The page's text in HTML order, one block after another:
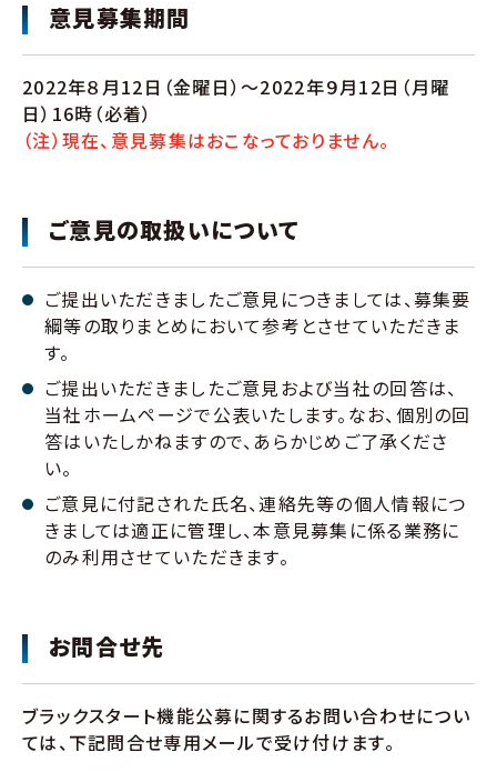
意見募集期間
2022年８月12日（金曜日）～2022年９月12日（月曜
日）16時（必着）
（注）現在、意見募集はおこなっておりません。
ご意見の取扱いについて
ご提出いただきましたご意見につきましては、募集要
綱等の取りまとめにおいて参考とさせていただきま
す。
ご提出いただきましたご意見および当社の回答は、
当社ホームページで公表いたします。なお、個別の回
答はいたしかねますので、あらかじめご了承くださ
い。
ご意見に付記された氏名、連絡先等の個人情報につ
きましては適正に管理し、本意見募集に係る業務に
のみ利用させていただきます。
お問合せ先
ブラックスタート機能公募に関するお問い合わせについ
ては、下記問合せ専用メールで受け付けます。